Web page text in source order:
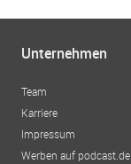
Unternehmen
Team
Karriere
Impressum
Werben auf podcast.de